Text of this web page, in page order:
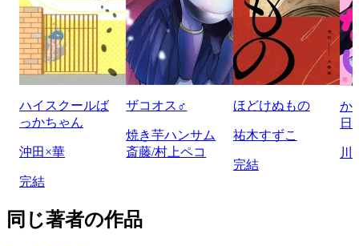
ハイスクールば
っかちゃん
沖田×華
完結
ザコオス♂
焼き芋ハンサム
斎藤/村上ペコ
ほどけぬもの
祐木すずこ
完結
か
日
川
同じ著者の作品